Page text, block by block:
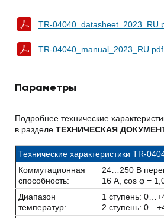
TR-
TR-04040_manual_2023_RU.pdf
Параметры
Подробнее технические
в разделе ТЕХНИЧЕСКАЯ
Технические характеристики TR-
Коммутационная
способность:
24…250 B
16 A, cos φ =
Диапазон
температур:
1 ступень:
2 ступень: